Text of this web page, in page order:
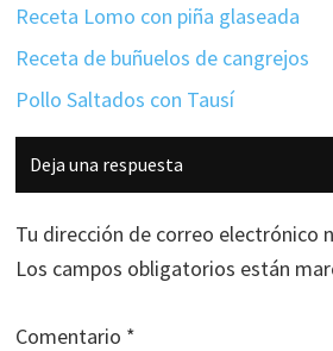
Receta Lomo con piña glaseada
Receta de buñuelos de cangrejos
Pollo Saltados con Tausí
Interacciones
con
los
lectores
Deja una respuesta
Tu dirección de correo electrónico
Los campos obligatorios están
Comentario *